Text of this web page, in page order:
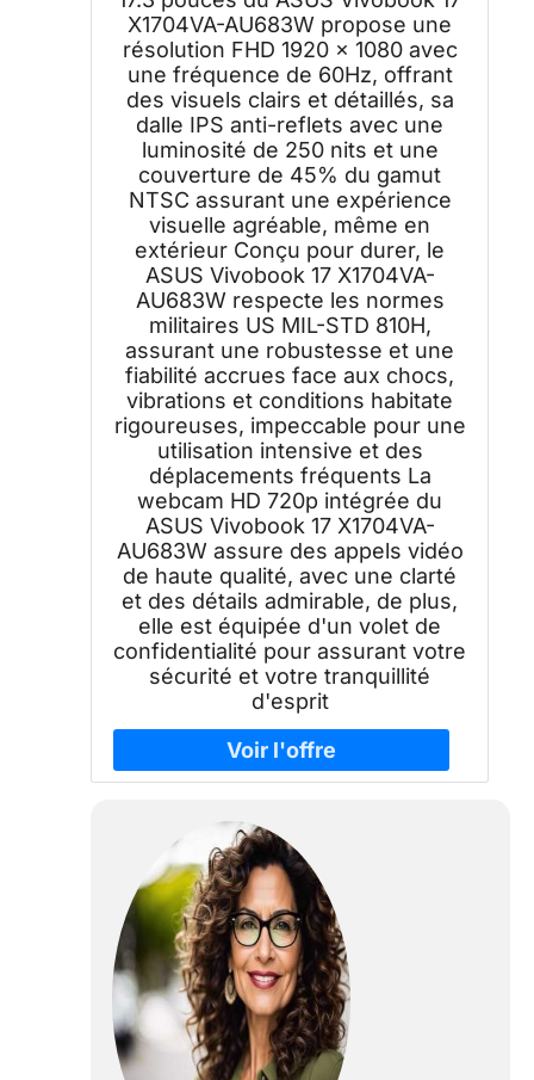
X1704VA-AU683W propose une
résolution FHD 1920 x 1080 avec
une fréquence de 60Hz, offrant
des visuels clairs et détaillés, sa
dalle IPS anti-reflets avec une
luminosité de 250 nits et une
couverture de 45% du gamut
NTSC assurant une expérience
visuelle agréable, même en
extérieur Conçu pour durer, le
ASUS Vivobook 17 X1704VA-
AU683W respecte les normes
militaires US MIL-STD 810H,
assurant une robustesse et une
fiabilité accrues face aux chocs,
vibrations et conditions habitate
rigoureuses, impeccable pour une
utilisation intensive et des
déplacements fréquents La
webcam HD 720p intégrée du
ASUS Vivobook 17 X1704VA-
AU683W assure des appels vidéo
de haute qualité, avec une clarté
et des détails admirable, de plus,
elle est équipée d'un volet de
confidentialité pour assurant votre
sécurité et votre tranquillité
d'esprit